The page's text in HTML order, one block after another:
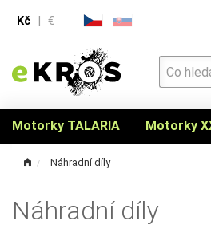
Kč €
Motorky TALARIA Motorky
Náhradní díly
Náhradní díly